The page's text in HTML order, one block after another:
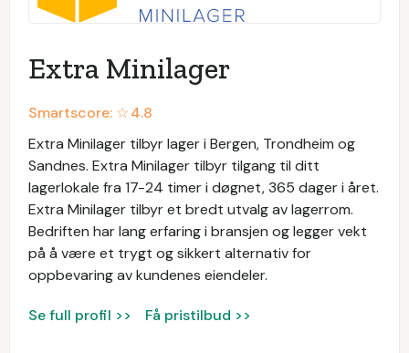
Extra Minilager
Smartscore: ☆4.8
Extra Minilager tilbyr lager i Bergen, Trondheim og
Sandnes. Extra Minilager tilbyr tilgang til ditt
lagerlokale fra 17-24 timer i døgnet, 365 dager i året.
Extra Minilager tilbyr et bredt utvalg av lagerrom.
Bedriften har lang erfaring i bransjen og legger vekt
på å være et trygt og sikkert alternativ for
oppbevaring av kundenes eiendeler.
Se full profil >> Få pristilbud >>